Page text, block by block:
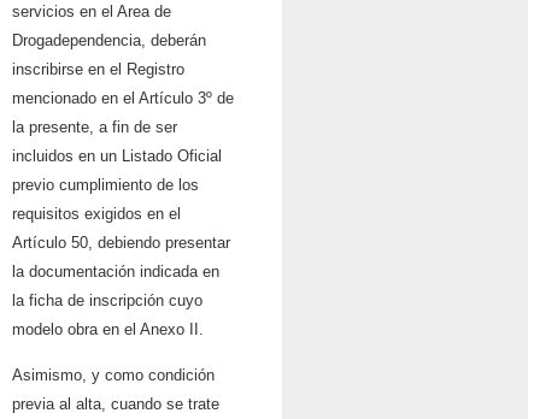
servicios en el Area de
Drogadependencia, deberán
inscribirse en el Registro
mencionado en el Artículo 3º de
la presente, a fin de ser
incluidos en un Listado Oficial
previo cumplimiento de los
requisitos exigidos en el
Artículo 50, debiendo presentar
la documentación indicada en
la ficha de inscripción cuyo
modelo obra en el Anexo II.
Asimismo, y como condición
previa al alta, cuando se trate